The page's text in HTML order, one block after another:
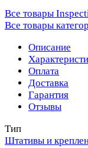
Все товары
Все товары
Описание
Оплата
Доставка
Гарантия
Отзывы
Тип
Штативы и